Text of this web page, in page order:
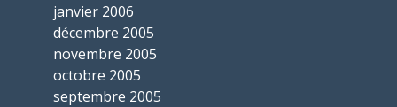
janvier 2006
décembre 2005
novembre 2005
octobre 2005
septembre 2005